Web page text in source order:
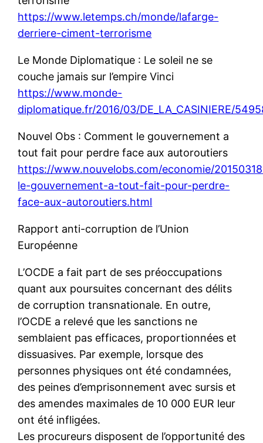
https://www.letemps.ch/monde/lafarge-
derriere-ciment-terrorisme
Le Monde Diplomatique : Le soleil ne se
couche jamais sur l’empire Vinci
https://www.monde-
diplomatique.fr/2016/03/DE_LA_CASINIERE/
Nouvel Obs : Comment le gouvernement a
tout fait pour perdre face aux autoroutiers
https://www.nouvelobs.com/economie/
le-gouvernement-a-tout-fait-pour-perdre-
face-aux-autoroutiers.html
Rapport anti-corruption de l’Union
Européenne
L’OCDE a fait part de ses préoccupations
quant aux poursuites concernant des délits
de corruption transnationale. En outre,
l’OCDE a relevé que les sanctions ne
semblaient pas efficaces, proportionnées et
dissuasives. Par exemple, lorsque des
personnes physiques ont été condamnées,
des peines d’emprisonnement avec sursis et
des amendes maximales de 10 000 EUR leur
ont été infligées.
Les procureurs disposent de l’opportunité des